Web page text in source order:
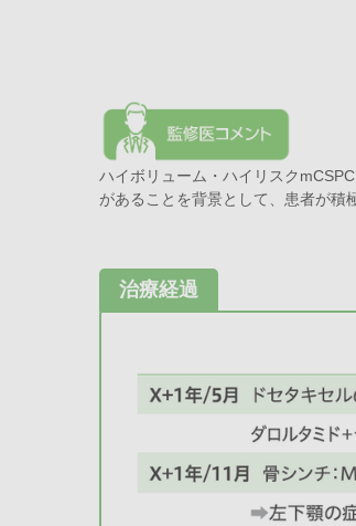
ハイボリューム・ハイリスク
があることを背景として、患者が積
治療経過